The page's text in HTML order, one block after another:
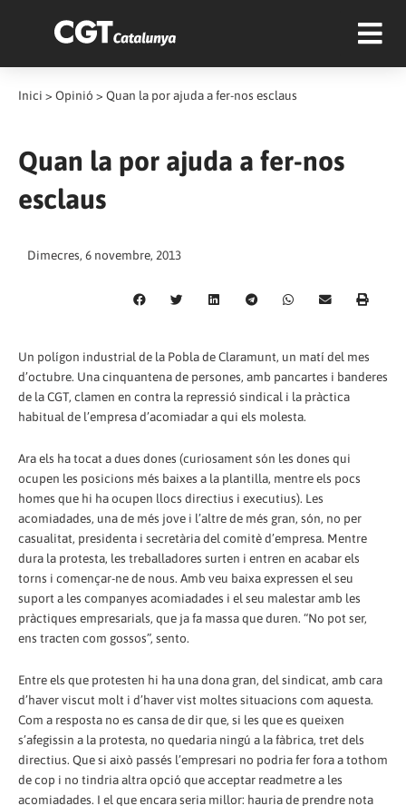
Inici > Opinió > Quan la por ajuda a fer-nos esclaus
Quan la por ajuda a fer-nos
esclaus
Dimecres, 6 novembre, 2013
Un polígon industrial de la Pobla de Claramunt, un matí del mes
d’octubre. Una cinquantena de persones, amb pancartes i banderes
de la CGT, clamen en contra la repressió sindical i la pràctica
habitual de l’empresa d’acomiadar a qui els molesta.
Ara els ha tocat a dues dones (curiosament són les dones qui
ocupen les posicions més baixes a la plantilla, mentre els pocs
homes que hi ha ocupen llocs directius i executius). Les
acomiadades, una de més jove i l’altre de més gran, són, no per
casualitat, presidenta i secretària del comitè d’empresa. Mentre
dura la protesta, les treballadores surten i entren en acabar els
torns i començar-ne de nous. Amb veu baixa expressen el seu
suport a les companyes acomiadades i el seu malestar amb les
pràctiques empresarials, que ja fa massa que duren. “No pot ser,
ens tracten com gossos”, sento.
Entre els que protesten hi ha una dona gran, del sindicat, amb cara
d’haver viscut molt i d’haver vist moltes situacions com aquesta.
Com a resposta no es cansa de dir que, si les que es queixen
s’afegissin a la protesta, no quedaria ningú a la fàbrica, tret dels
directius. Que si això passés l’empresari no podria fer fora a tothom
de cop i no tindria altra opció que acceptar readmetre a les
acomiadades. I el que encara seria millor: hauria de prendre nota